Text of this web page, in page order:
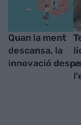
Quan la ment
descansa, la
innovació